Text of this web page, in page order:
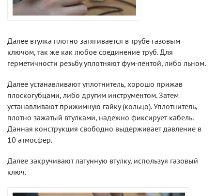
Далее втулка плотно затягивается в трубе газовым
ключом, так же как любое соединение труб. Для
герметичности резьбу уплотняют фум-лентой, либо льном.
Далее устанавливают уплотнитель, хорошо прижав
плоскогубцами, либо другим инструментом. Затем
устанавливают прижимную гайку (кольцо). Уплотнитель,
плотно зажатый втулками, надежно фиксирует кабель.
Данная конструкция свободно выдерживает давление в
10 атмосфер.
Далее закручивают латунную втулку, используя газовый
ключ.